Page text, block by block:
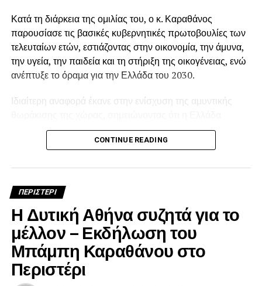
Κατά τη διάρκεια της ομιλίας του, ο κ. Καραθάνος
παρουσίασε τις βασικές κυβερνητικές πρωτοβουλίες των
τελευταίων ετών, εστιάζοντας στην οικονομία, την άμυνα,
την υγεία, την παιδεία και τη στήριξη της οικογένειας, ενώ
ανέπτυξε το όραμα για την Ελλάδα του 2030.
Ιδιαίτερη αναφορά έκανε στην ενίσχυση της αμυντικής
προχωρά σε ένα εκτεταμένο εξοπλιστικό πρόγραμμα που
περιλαμβάνει την απόκτηση μαχητικών αεροσκαφών F-
αμυντικών συστημάτων. Όπως τόνισε, η ενδυνάμωση των
Ενόπλων Δυνάμεων αποτελεί βασική προϋπόθεση για
την ασφάλεια και τη σταθερότητα της χώρας.
CONTINUE READING
ΠΕΡΙΣΤΕΡΙ
Η Δυτική Αθήνα συζητά για το
μέλλον – Εκδήλωση του
Μπάμπη Καραθάνου στο
Περιστέρι